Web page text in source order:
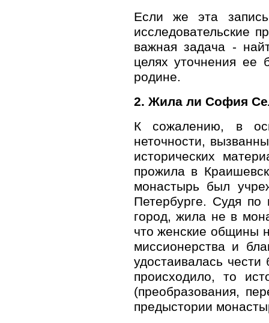
Если же эта
исследовательские
важная задача -
целях уточнения ее
родине.
2. Жила ли София
К сожалению, в
неточности,
исторических
прожила в
монастырь был
Петербурге. Судя
город, жила не в
что женские общины
миссионерства и
удостаивалась
происходило, то
(преобразования,
предыстории